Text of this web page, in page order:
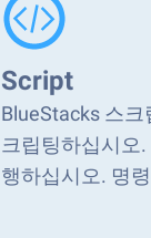
Script
BlueStacks 스
크립팅하십시오
행하십시오. 명